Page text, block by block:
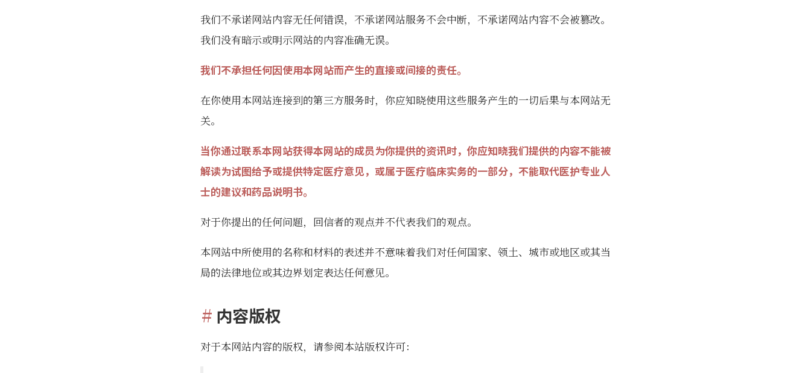
我们不承诺网站内容无任何错误，不承诺网站服务不会中断，不承诺网站内容不会被篡改。
我们没有暗示或明示网站的内容准确无误。
我们不承担任何因使用本网站而产生的直接或间接的责任。
在你使用本网站连接到的第三方服务时，你应知晓使用这些服务产生的一切后果与本网站无
关。
当你通过联系本网站获得本网站的成员为你提供的资讯时，你应知晓我们提供的内容不能被
解读为试图给予或提供特定医疗意见，或属于医疗临床实务的一部分，不能取代医护专业人
士的建议和药品说明书。
对于你提出的任何问题，回信者的观点并不代表我们的观点。
本网站中所使用的名称和材料的表述并不意味着我们对任何国家、领土、城市或地区或其当
局的法律地位或其边界划定表达任何意见。
内容版权
对于本网站内容的版权，请参阅本站版权许可：